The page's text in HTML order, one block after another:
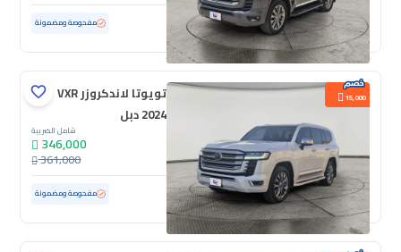
مستعملة 146,782 كم مفحوصة ومضمونة
15,000
تويوتا لاندكروزر VXR
2024 دبل
شامل الضريبة
346,000
361,000
مستعملة 52,864 كم مفحوصة ومضمونة